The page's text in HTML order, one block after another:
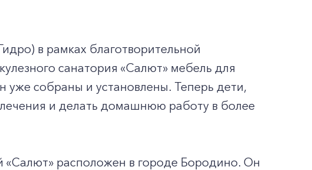
в рамках благотворительной
санатория «Салют» мебель для
уже собраны и установлены. Теперь дети,
и делать домашнюю работу в более
«Салют» расположен в городе Бородино. Он